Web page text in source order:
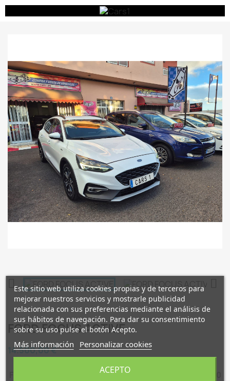

FORD FOCUS ACTIVE
14.500,00 €
FORD FOCUS ACTIVE MOTOR ECOBOST 125CV AÑO 2020
Este sitio web utiliza cookies propias y de terceros para
mejorar nuestros servicios y mostrarle publicidad
relacionada con sus preferencias mediante el análisis de
sus hábitos de navegación. Para dar su consentimiento
sobre su uso pulse el botón Acepto.
Más información Personalizar cookies
ACEPTO